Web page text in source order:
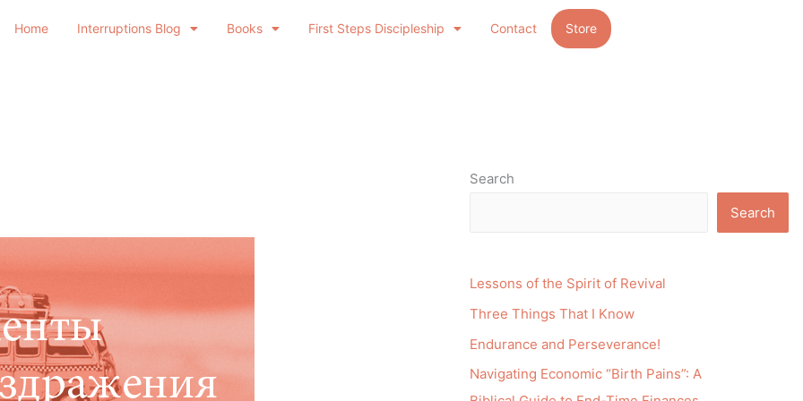
Home Interruptions Blog Books First Steps Discipleship Contact Store
Search
Search
Lessons of the Spirit of Revival
Three Things That I Know
Endurance and Perseverance!
Navigating Economic “Birth Pains”: A